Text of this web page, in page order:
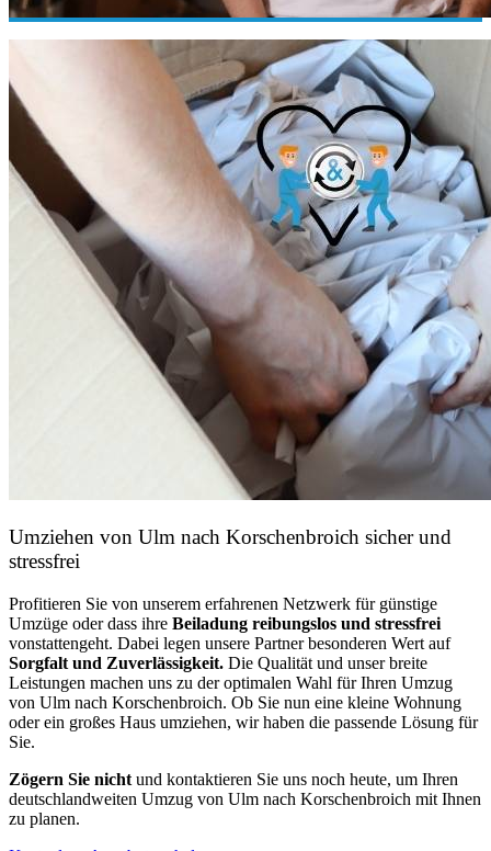
Umziehen von Ulm nach Korschenbroich sicher und
stressfrei
Profitieren Sie von unserem erfahrenen Netzwerk für günstige
Umzüge oder dass ihre Beiladung reibungslos und stressfrei
vonstattengeht. Dabei legen unsere Partner besonderen Wert auf
Sorgfalt und Zuverlässigkeit. Die Qualität und unser breite
Leistungen machen uns zu der optimalen Wahl für Ihren Umzug
von Ulm nach Korschenbroich. Ob Sie nun eine kleine Wohnung
oder ein großes Haus umziehen, wir haben die passende Lösung für
Sie.
Zögern Sie nicht und kontaktieren Sie uns noch heute, um Ihren
deutschlandweiten Umzug von Ulm nach Korschenbroich mit Ihnen
zu planen.